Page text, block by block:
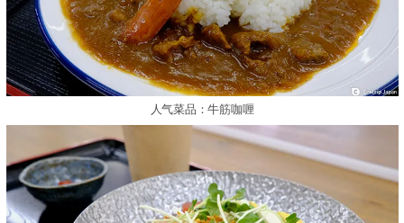
人气菜品：牛筋咖喱